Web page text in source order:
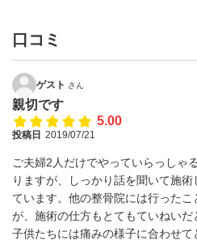
口コミ
ゲスト さん
親切です
5.00
投稿日 2019/07/21
ご夫婦2人だけでやっていらっしゃ
りますが、しっかり話を聞いて施
ています。他の整骨院には行った
が、施術の仕方もとてもていねいだ
子供たちには痛みの様子に合わせ